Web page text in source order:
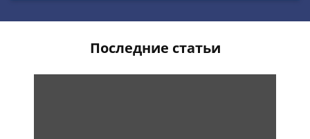
Последние статьи